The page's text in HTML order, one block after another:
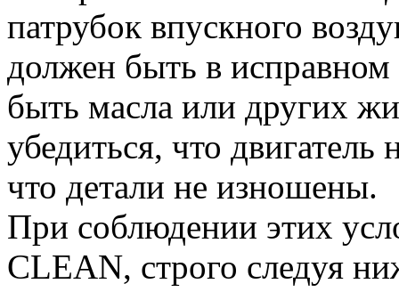
патрубок впускного
должен быть в
быть масла или других
убедиться, что
что детали не изношены.
При соблюдении этих
CLEAN, строго следуя